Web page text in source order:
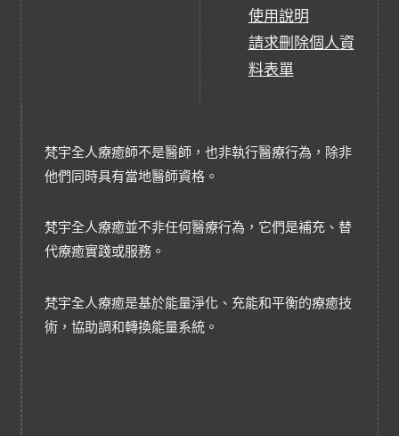
使用說明
請求刪除個人資
料表單
梵宇全人療癒師不是醫師，也非執行醫療行為，除非
他們同時具有當地醫師資格。
梵宇全人療癒並不非任何醫療行為，它們是補充、替
代療癒實踐或服務。
梵宇全人療癒是基於能量淨化、充能和平衡的療癒技
術，協助調和轉換能量系統。